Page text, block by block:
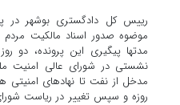
رییس کل دادگستری بوشهر در
موضوه صدور اسناد مالکیت
مدتها پیگیری این پرونده، دو
نشستی در شورای عالی امنیت
روزه و سپس تغییر در ریاست